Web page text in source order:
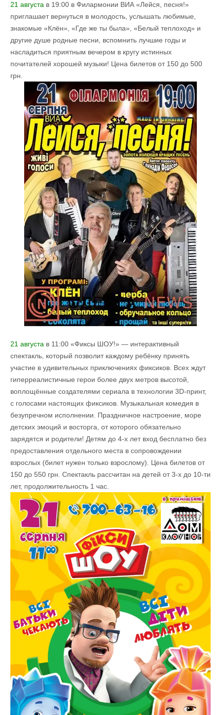
21 августа в 19:00 в Филармонии ВИА «Лейся, песня!»
приглашает вернуться в молодость, услышать любимые,
знакомые «Клён», «Где же ты была», «Белый теплоход» и
другие душе родные песни, вспомнить лучшие годы и
насладиться приятным вечером в кругу истинных
почитателей хорошей музыки! Цена билетов от 150 до 500
грн.
21 августа в 11:00 «Фиксы ШОУ!» — интерактивный
спектакль, который позволит каждому ребёнку принять
участие в удивительных приключениях фиксиков. Всех ждут
гиперреалистичные герои более двух метров высотой,
воплощённые создателями сериала в технологии 3D-принт,
с голосами настоящих фиксиков. Музыкальная комедия в
безупречном исполнении. Праздничное настроение, море
детских эмоций и восторга, от которого обязательно
зарядятся и родители! Детям до 4-х лет вход бесплатно без
предоставления отдельного места в сопровождении
взрослых (билет нужен только взрослому). Цена билетов от
150 до 550 грн. Спектакль рассчитан на детей от 3-х до 10-ти
лет, продолжительность 1 час.